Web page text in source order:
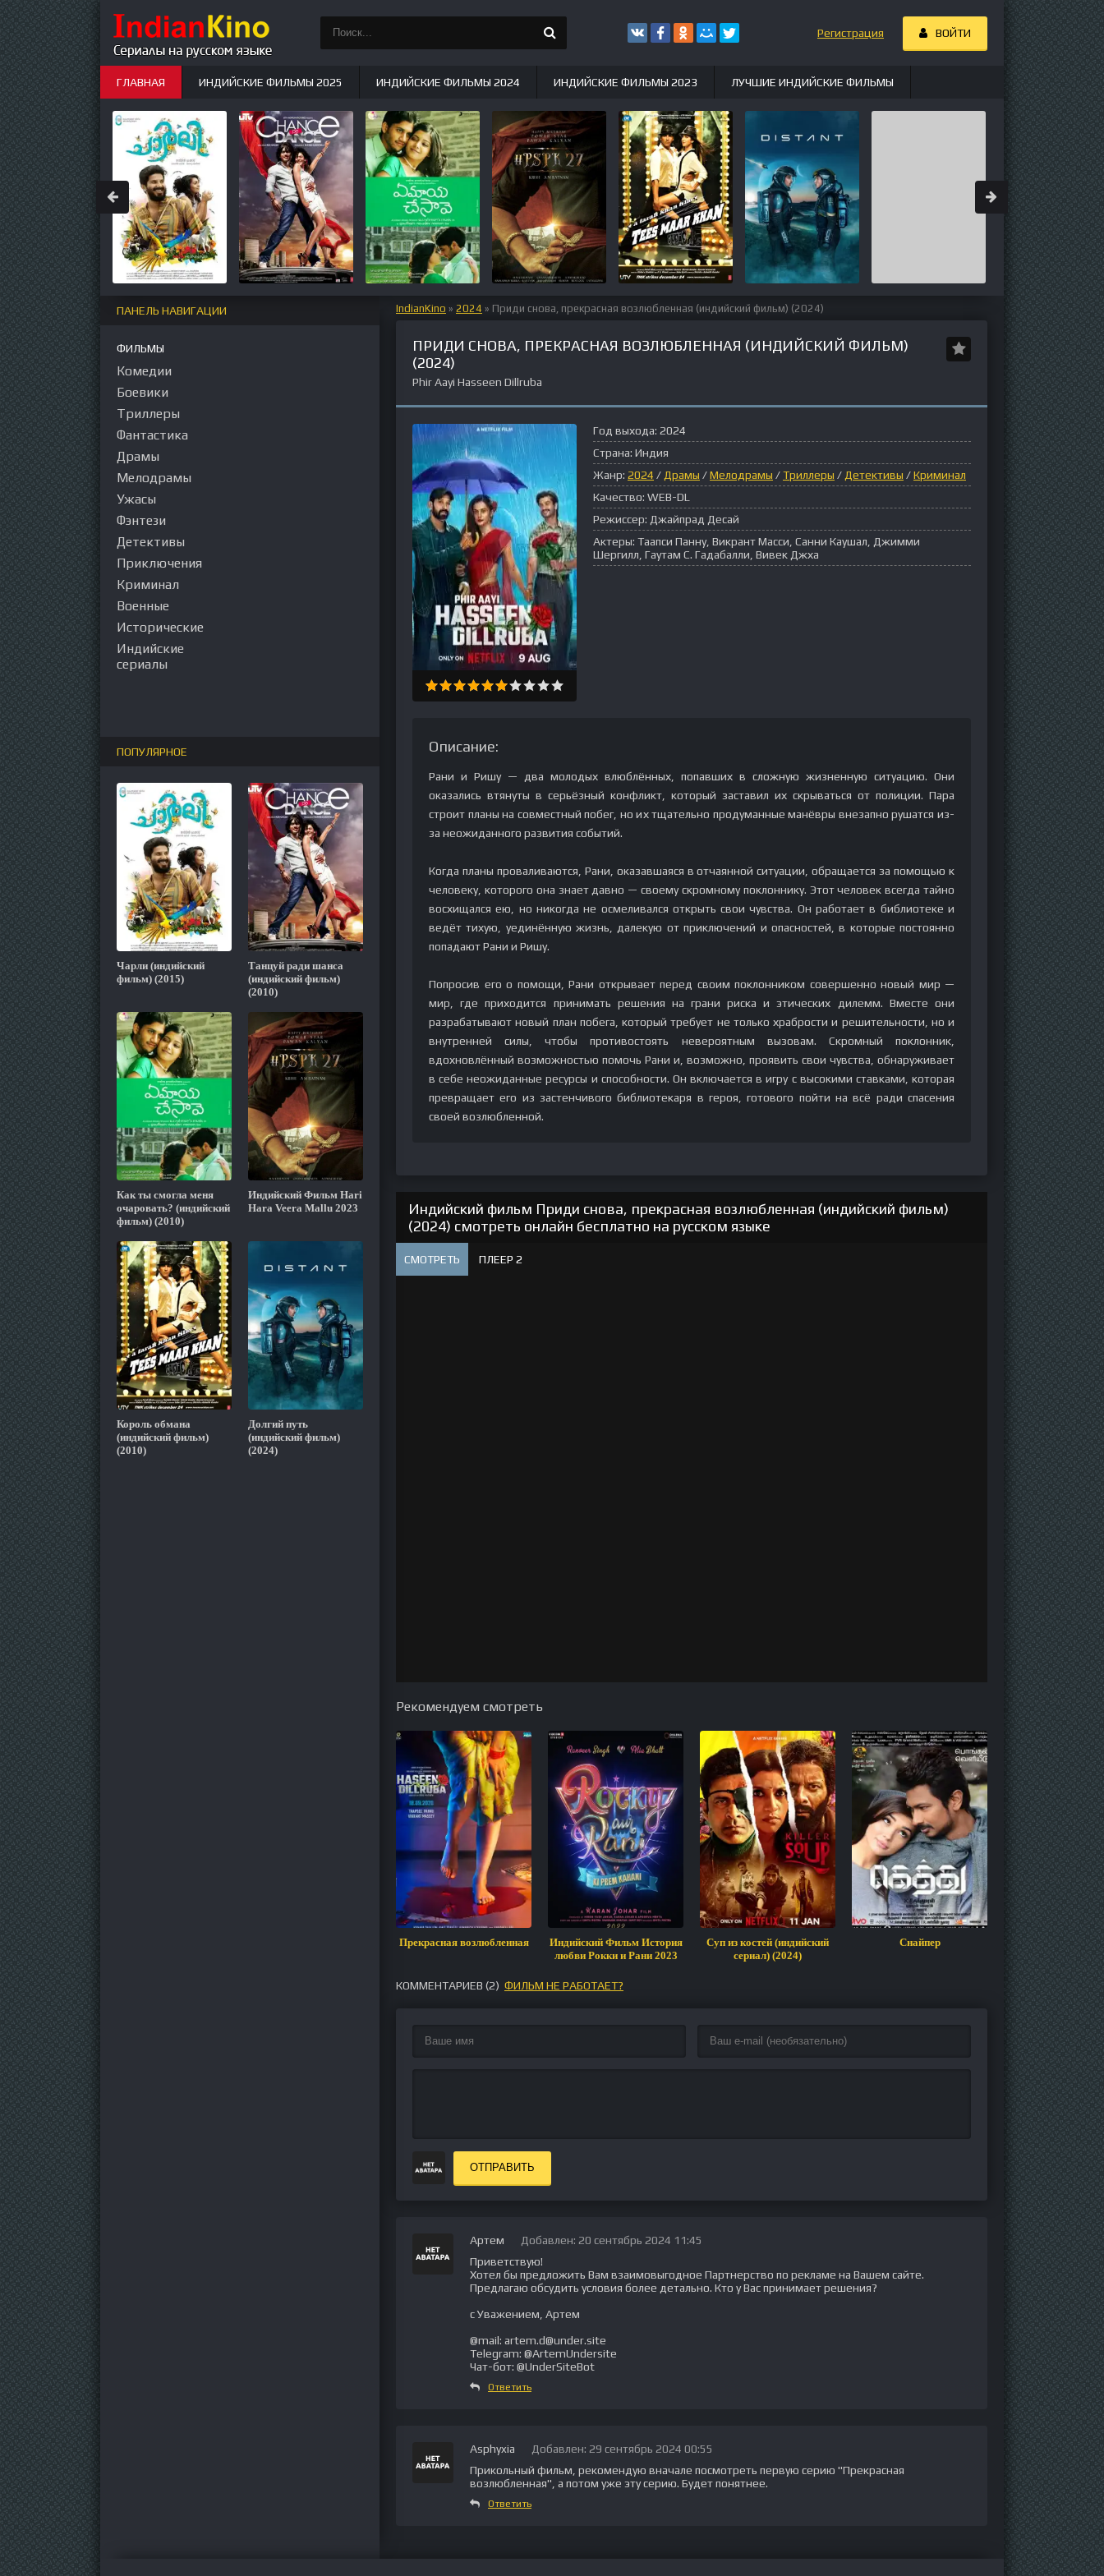
IndianKino » 2024 » Приди снова, прекрасная возлюбленная (индийский фильм) (2024)
ПРИДИ СНОВА, ПРЕКРАСНАЯ ВОЗЛЮБЛЕННАЯ (ИНДИЙСКИЙ ФИЛЬМ)
(2024)
Phir Aayi Hasseen Dillruba
Год выхода: 2024
Страна: Индия
Жанр: 2024 / Драмы /Мелодрамы /Триллеры / Детективы /Криминал
Качество: WEB-DL
Режиссер: Джайпрад Десай
Актеры: Таапси Панну, Викрант Масси, Санни Каушал, Джимми
Шергилл, Гаутам С. Гадабалли, Вивек Джха
Описание:
Рани и Ришу — два молодых влюблённых, попавших в сложную жизненную ситуацию. Они
оказались втянуты в серьёзный конфликт, который заставил их скрываться от полиции. Пара
строит планы на совместный побег, но их тщательно продуманные манёвры внезапно рушатся из-
за неожиданного развития событий.
Когда планы проваливаются, Рани, оказавшаяся в отчаянной ситуации, обращается за помощью к
человеку, которого она знает давно — своему скромному поклоннику. Этот человек всегда тайно
восхищался ею, но никогда не осмеливался открыть свои чувства. Он работает в библиотеке и
ведёт тихую, уединённую жизнь, далекую от приключений и опасностей, в которые постоянно
попадают Рани и Ришу.
Попросив его о помощи, Рани открывает перед своим поклонником совершенно новый мир —
мир, где приходится принимать решения на грани риска и этических дилемм. Вместе они
разрабатывают новый план побега, который требует не только храбрости и решительности, но и
внутренней силы, чтобы противостоять невероятным вызовам. Скромный поклонник,
вдохновлённый возможностью помочь Рани и, возможно, проявить свои чувства, обнаруживает
в себе неожиданные ресурсы и способности. Он включается в игру с высокими ставками, которая
превращает его из застенчивого библиотекаря в героя, готового пойти на всё ради спасения
своей возлюбленной.
Индийский фильм Приди снова, прекрасная возлюбленная (индийский фильм)
(2024) смотреть онлайн бесплатно на русском языке
СМОТРЕТЬ ПЛЕЕР 2
Рекомендуем смотреть
Прекрасная возлюбленная
Индийский Фильм История
любви Рокки и Рани 2023
Суп из костей (индийский
сериал) (2024)
Снайпер Развод по-
КОММЕНТАРИЕВ (2) ФИЛЬМ НЕ РАБОТАЕТ?
ОТПРАВИТЬ
Артем
Добавлен: 20 сентябрь 2024 11:45
Приветствую!
Хотел бы предложить Вам взаимовыгодное Партнерство по рекламе на Вашем сайте.
Предлагаю обсудить условия более детально. Кто у Вас принимает решения?
с Уважением, Артем
@mail: artem.d@under.site
Telegram: @ArtemUndersite
Чат-бот: @UnderSiteBot
Ответить
Asphyxia
Добавлен: 29 сентябрь 2024 00:55
Прикольный фильм, рекомендую вначале посмотреть первую серию "Прекрасная
возлюбленная", а потом уже эту серию. Будет понятнее.
Ответить
ПАНЕЛЬ НАВИГАЦИИ
ФИЛЬМЫ
Комедии
Боевики
Триллеры
Фантастика
Драмы
Мелодрамы
Ужасы
Фэнтези
Детективы
Приключения
Криминал
Военные
Исторические
Индийские
сериалы
ПОПУЛЯРНОЕ
Чарли (индийский
фильм) (2015)
Танцуй ради шанса
(индийский фильм)
(2010)
Как ты смогла меня
очаровать? (индийский
фильм) (2010)
Индийский Фильм Hari
Hara Veera Mallu 2023
Король обмана
(индийский фильм)
(2010)
Долгий путь
(индийский фильм)
(2024)
Регистрация ВОЙТИ
ГЛАВНАЯ ИНДИЙСКИЕ ФИЛЬМЫ 2025 ИНДИЙСКИЕ ФИЛЬМЫ 2024 ИНДИЙСКИЕ ФИЛЬМЫ 2023 ЛУЧШИЕ ИНДИЙСКИЕ ФИЛЬМЫ
ИНДИЙСКИЕ СЕРИАЛЫ НОВЫЕ